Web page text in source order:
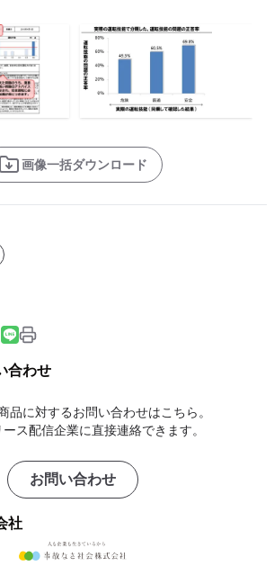
画像一括ダウンロード
合わせ
品に対するお問い合わせはこちら。
ス配信企業に直接連絡できます。
お問い合わせ
社